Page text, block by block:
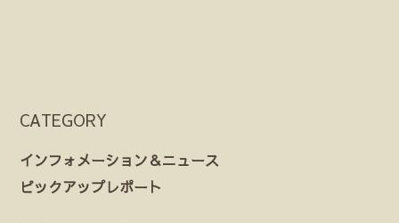
CATEGORY
インフォメーション＆ニュース
ピックアップレポート